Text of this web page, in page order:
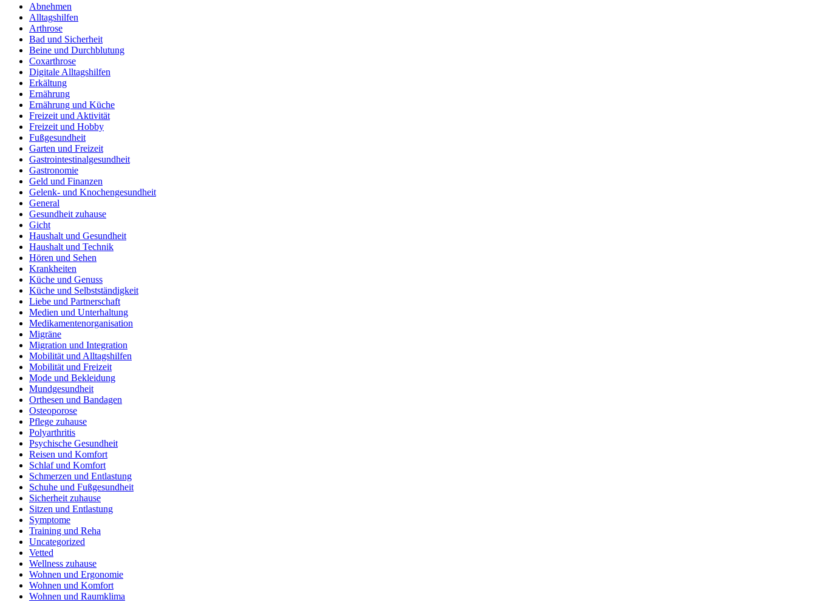
Abnehmen
Alltagshilfen
Arthrose
Bad und Sicherheit
Beine und Durchblutung
Coxarthrose
Digitale Alltagshilfen
Erkältung
Ernährung
Ernährung und Küche
Freizeit und Aktivität
Freizeit und Hobby
Fußgesundheit
Garten und Freizeit
Gastrointestinalgesundheit
Gastronomie
Geld und Finanzen
Gelenk- und Knochengesundheit
General
Gesundheit zuhause
Gicht
Haushalt und Gesundheit
Haushalt und Technik
Hören und Sehen
Krankheiten
Küche und Genuss
Küche und Selbstständigkeit
Liebe und Partnerschaft
Medien und Unterhaltung
Medikamentenorganisation
Migräne
Migration und Integration
Mobilität und Alltagshilfen
Mobilität und Freizeit
Mode und Bekleidung
Mundgesundheit
Orthesen und Bandagen
Osteoporose
Pflege zuhause
Polyarthritis
Psychische Gesundheit
Reisen und Komfort
Schlaf und Komfort
Schmerzen und Entlastung
Schuhe und Fußgesundheit
Sicherheit zuhause
Sitzen und Entlastung
Symptome
Training und Reha
Uncategorized
Vetted
Wellness zuhause
Wohnen und Ergonomie
Wohnen und Komfort
Wohnen und Raumklima